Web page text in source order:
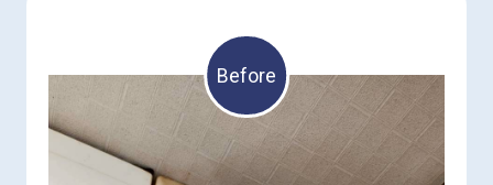
Before